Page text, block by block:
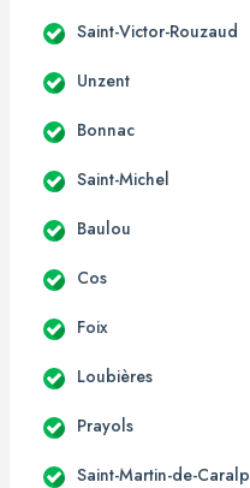
Saint-Victor-Rouzaud
Unzent
Bonnac
Saint-Michel
Baulou
Cos
Foix
Loubières
Prayols
Saint-Martin-de-Caralp